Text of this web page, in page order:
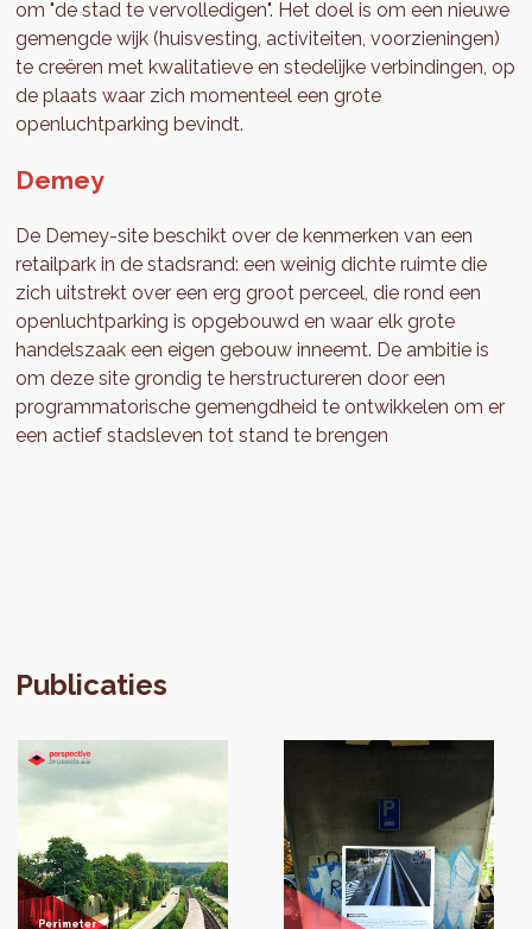
om "de stad te vervolledigen". Het doel is om een nieuwe
gemengde wijk (huisvesting, activiteiten, voorzieningen)
te creëren met kwalitatieve en stedelijke verbindingen, op
de plaats waar zich momenteel een grote
openluchtparking bevindt.
Demey
De Demey-site beschikt over de kenmerken van een
retailpark in de stadsrand: een weinig dichte ruimte die
zich uitstrekt over een erg groot perceel, die rond een
openluchtparking is opgebouwd en waar elk grote
handelszaak een eigen gebouw inneemt. De ambitie is
om deze site grondig te herstructureren door een
programmatorische gemengdheid te ontwikkelen om er
een actief stadsleven tot stand te brengen
Publicaties